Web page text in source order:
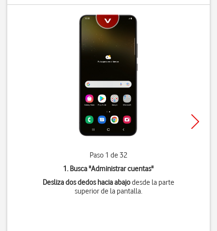
Paso 1 de 32
1. Busca "Administrar cuentas"
Desliza dos dedos hacia abajodesde la parte
superior de la pantalla.